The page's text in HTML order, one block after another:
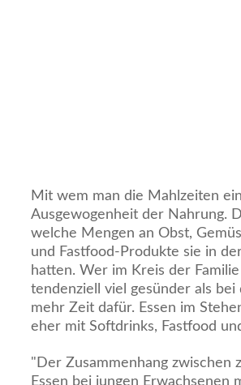
Mit wem man die Mahlzeiten
Ausgewogenheit der Nahrung.
welche Mengen an Obst,
und Fastfood-Produkte sie in
hatten. Wer im Kreis der
tendenziell viel gesünder als
mehr Zeit dafür. Essen im
eher mit Softdrinks, Fastfood
"Der Zusammenhang zwischen
Essen bei jungen Erwachsenen